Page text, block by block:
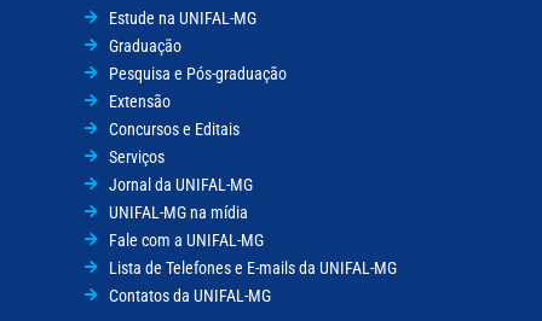
Estude na UNIFAL-MG
Graduação
Pesquisa e Pós-graduação
Extensão
Concursos e Editais
Serviços
Jornal da UNIFAL-MG
UNIFAL-MG na mídia
Fale com a UNIFAL-MG
Lista de Telefones e E-mails da UNIFAL-MG
Contatos da UNIFAL-MG